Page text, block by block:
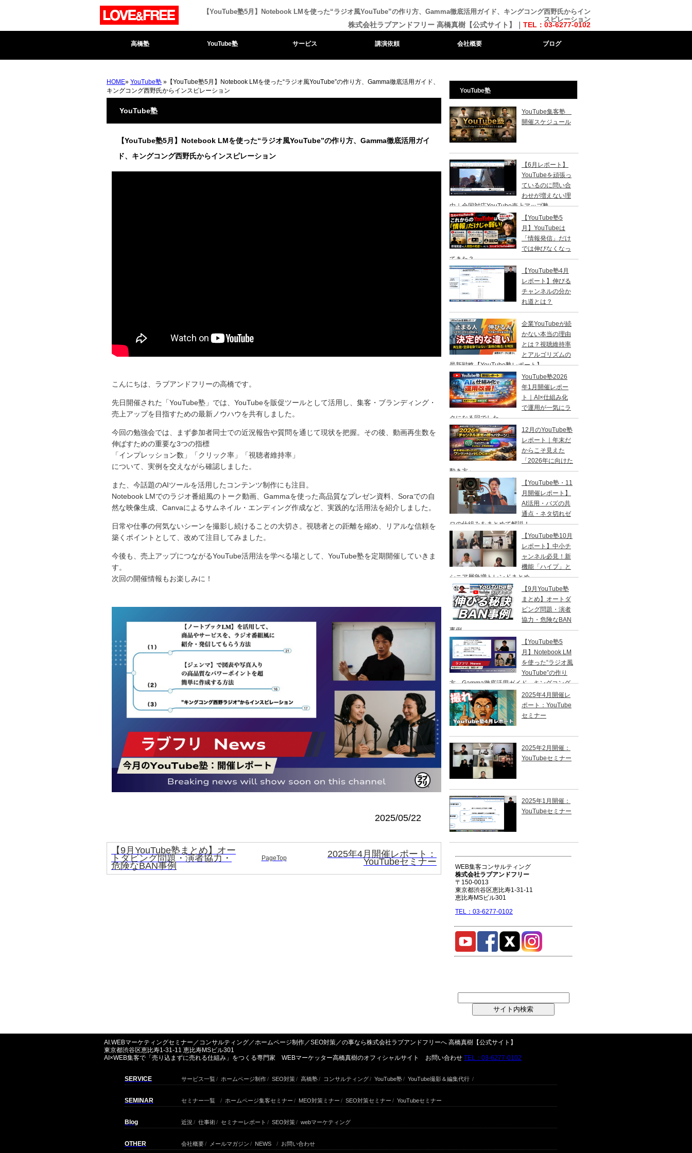
【YouTube塾5月】Notebook LMを使った“ラジオ風YouTube”の作り方、Gamma徹底活用ガイド、キングコング西野氏からイン
スピレーション
株式会社ラブアンドフリー 高橋真樹【公式サイト】｜ TEL：03-6277-0102
高橋塾 YouTube塾 サービス 講演依頼 会社概要 ブログ
HOME» YouTube塾 »【YouTube塾5月】Notebook LMを使った“ラジオ風YouTube”の作り方、Gamma徹底活用ガイド、
キングコング西野氏からインスピレーション
YouTube塾
【YouTube塾5月】Notebook LMを使った“ラジオ風YouTube”の作り方、Gamma徹底活用ガイ
ド、キングコング西野氏からインスピレーション
こんにちは、ラブアンドフリーの高橋です。
先日開催された「YouTube塾」では、YouTubeを販促ツールとして活用し、集客・ブランディング・
売上アップを目指すための最新ノウハウを共有しました。
今回の勉強会では、まず参加者同士での近況報告や質問を通じて現状を把握。その後、動画再生数を
伸ばすための重要な3つの指標
「インプレッション数」「クリック率」「視聴者維持率」
について、実例を交えながら確認しました。
また、今話題のAIツールを活用したコンテンツ制作にも注目。
Notebook LMでのラジオ番組風のトーク動画、Gammaを使った高品質なプレゼン資料、Soraでの自
然な映像生成、Canvaによるサムネイル・エンディング作成など、実践的な活用法を紹介しました。
日常や仕事の何気ないシーンを撮影し続けることの大切さ。視聴者との距離を縮め、リアルな信頼を
築くポイントとして、改めて注目してみました。
今後も、売上アップにつながるYouTube活用法を学べる場として、YouTube塾を定期開催していきま
す。
次回の開催情報もお楽しみに！
2025/05/22
【9月YouTube塾まとめ】オー
トダビング問題・演者協力・
危険なBAN事例
PageTop 2025年4月開催レポート：
YouTubeセミナー
YouTube塾
YouTube集客塾
開催スケジュール
【6月レポート】
YouTubeを頑張っ
ているのに問い合
わせが増えない理
由｜全国対応YouTube売上アップ塾
【YouTube塾5
月】YouTubeは
「情報発信」だけ
では伸びなくなっ
てきた？
【YouTube塾4月
レポート】伸びる
チャンネルの分か
れ道とは？
企業YouTubeが続
かない本当の理由
とは？視聴維持率
とアルゴリズムの
最新戦略【YouTube塾レポート】
YouTube塾2026
年1月開催レポー
ト｜AI×仕組み化
で運用が一気にラ
クになる回でした
12月のYouTube塾
レポート｜年末だ
からこそ見えた
「2026年に向けた
動き方」
【YouTube塾・11
月開催レポート】
AI活用・バズの共
通点・ネタ切れゼ
ロの仕組みをまとめて解説！
【YouTube塾10月
レポート】中小チ
ャンネル必見！新
機能「ハイプ」と
シニア層急増トレンドまとめ
【9月YouTube塾
まとめ】オートダ
ビング問題・演者
協力・危険なBAN
事例
【YouTube塾5
月】Notebook LM
を使った“ラジオ風
YouTube”の作り
方、Gamma徹底活用ガイド、キングコング
西野氏からインスピレーション2025年4月開催レ
ポート：YouTube
セミナー
2025年2月開催：
YouTubeセミナー
2025年1月開催：
YouTubeセミナー
WEB集客コンサルティング
株式会社ラブアンドフリー
〒150-0013
東京都渋谷区恵比寿1-31-11
恵比寿MSビル301
TEL：03-6277-0102
AI.WEBマーケティングセミナー／コンサルティング／ホームページ制作／SEO対策／の事なら株式会社ラブアンドフリーへ 高橋真樹【公式サイト】
東京都渋谷区恵比寿1-31-11 恵比寿MSビル301
AI×WEB集客で「売り込まずに売れる仕組み」をつくる専門家 WEBマーケッター高橋真樹のオフィシャルサイト お問い合わせ TEL：03-6277-0102
SERVICE サービス一覧/ ホームページ制作/ SEO対策/ 高橋塾/ コンサルティング/ YouTube塾/ YouTube撮影＆編集代行 /
SEMINAR セミナー一覧 / ホームページ集客セミナー / MEO対策ミナー / SEO対策セミナー / YouTubeセミナー
Blog 近況 / 仕事術/ セミナーレポート / SEO対策/ webマーケティング
OTHER 会社概要/ メールマガジン / NEWS / お問い合わせ